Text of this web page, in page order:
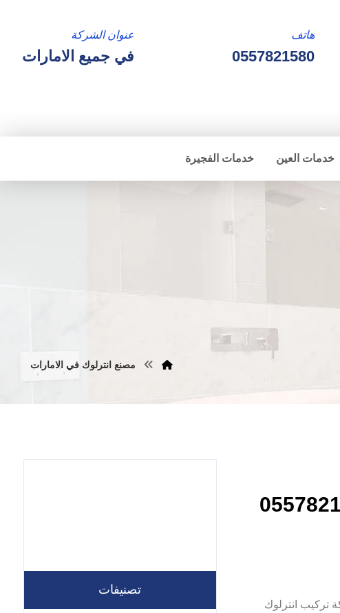
عنوان الشركة
في جميع الامارات
هاتف
0557821580
خدمات العين خدمات الفجيرة
مصنع انترلوك في الامارات
في عجمان |0557821580
تتميز شركة تركيب انترلوك
تصنيفات